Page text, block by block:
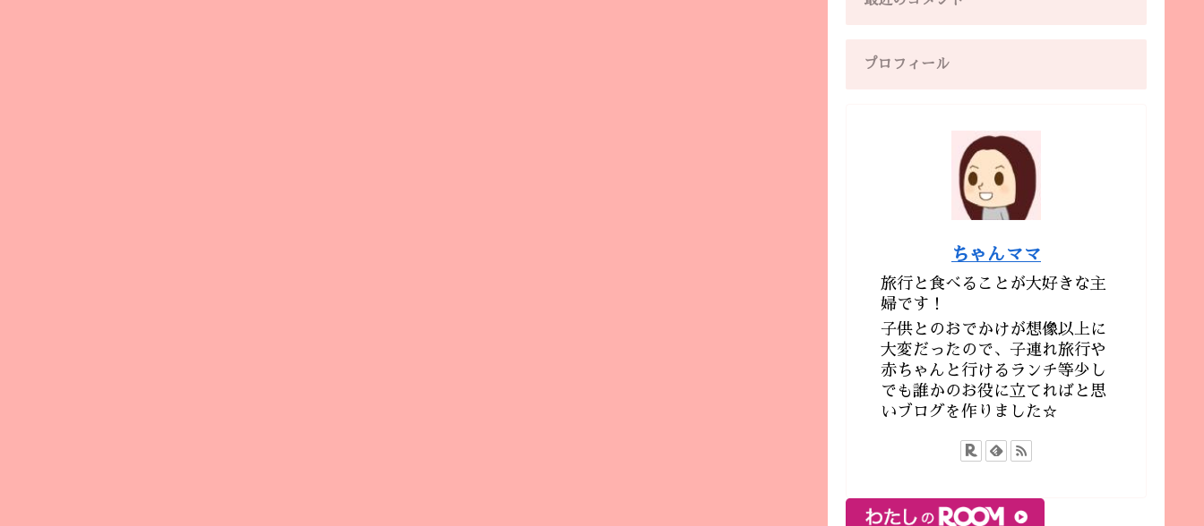
プロフィール
ちゃんママ
旅行と食べることが大好きな主
婦です！
子供とのおでかけが想像以上に
大変だったので、子連れ旅行や
赤ちゃんと行けるランチ等少し
でも誰かのお役に立てればと思
いブログを作りました☆